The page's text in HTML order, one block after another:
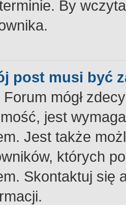
By
post musi być
mógł
jest
Jest także
których
Skontaktuj się